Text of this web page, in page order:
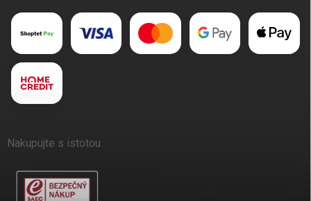
Nakupujte s istotou